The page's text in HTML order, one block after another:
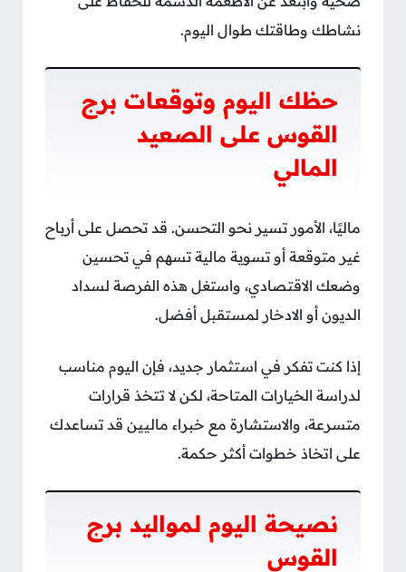
نشاطك وطاقتك طوال اليوم.
حظك اليوم وتوقعات برج
القوس على الصعيد
المالي
ماليًا، الأمور تسير نحو التحسن. قد تحصل على أرباح
غير متوقعة أو تسوية مالية تسهم في تحسين
وضعك الاقتصادي، واستغل هذه الفرصة لسداد
الديون أو الادخار لمستقبل أفضل.
إذا كنت تفكر في استثمار جديد، فإن اليوم مناسب
لدراسة الخيارات المتاحة، لكن لا تتخذ قرارات
متسرعة، والاستشارة مع خبراء ماليين قد تساعدك
على اتخاذ خطوات أكثر حكمة.
نصيحة اليوم لمواليد برج
القوس